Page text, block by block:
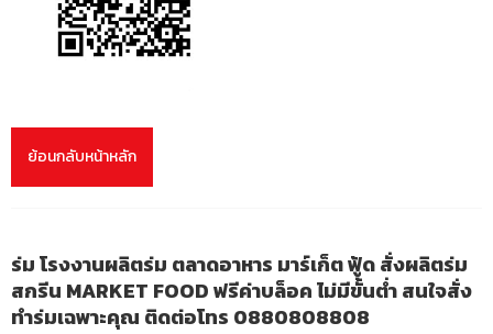
ย้อนกลับหน้าหลัก
ร่ม โรงงานผลิตร่ม ตลาดอาหาร มาร์เก็ต ฟู้ด สั่งผลิตร่ม
สกรีน MARKET FOOD ฟรีค่าบล็อค ไม่มีขั้นต่ำ สนใจสั่ง
ทำร่มเฉพาะคุณ ติดต่อโทร 0880808808